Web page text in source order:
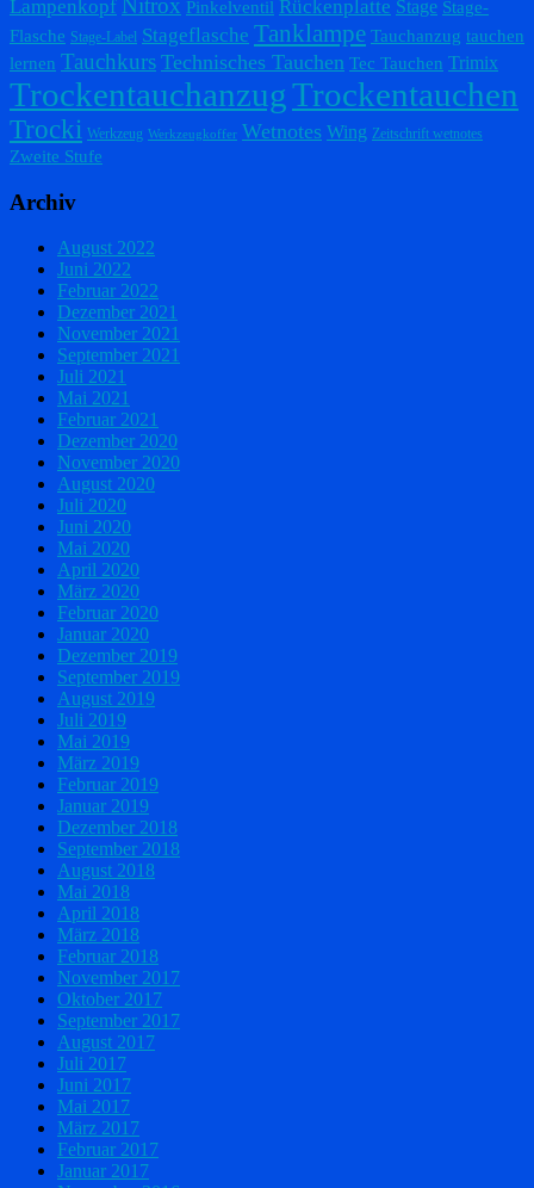
Lampenkopf Nitrox Pinkelventil Rückenplatte Stage Stage-
Flasche Stage-Label Stageflasche Tanklampe Tauchanzug tauchen
lernen Tauchkurs Technisches Tauchen Tec Tauchen Trimix
TrockentauchanzugTrockentauchen
Trocki Werkzeug Werkzeugkoffer Wetnotes Wing Zeitschrift wetnotes
Zweite Stufe
Archiv
August 2022
Juni 2022
Februar 2022
Dezember 2021
November 2021
September 2021
Juli 2021
Mai 2021
Februar 2021
Dezember 2020
November 2020
August 2020
Juli 2020
Juni 2020
Mai 2020
April 2020
März 2020
Februar 2020
Januar 2020
Dezember 2019
September 2019
August 2019
Juli 2019
Mai 2019
März 2019
Februar 2019
Januar 2019
Dezember 2018
September 2018
August 2018
Mai 2018
April 2018
März 2018
Februar 2018
November 2017
Oktober 2017
September 2017
August 2017
Juli 2017
Juni 2017
Mai 2017
März 2017
Februar 2017
Januar 2017